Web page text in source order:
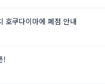
호쿠다이마에 폐점 안내
!